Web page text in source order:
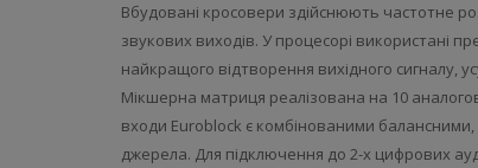
Вбудовані кросовери здійснюють частотне
звукових виходів. У процесорі використані
найкращого відтворення вихідного сигналу,
Мікшерна матриця реалізована на 10
входи Euroblock є комбінованими балансними,
джерела. Для підключення до 2-х цифрових